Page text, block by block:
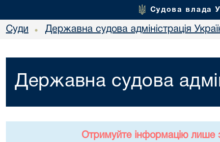
Судова влада
Суди • Державна судова адміністрація
Державна судова
Отримуйте інформацію лише